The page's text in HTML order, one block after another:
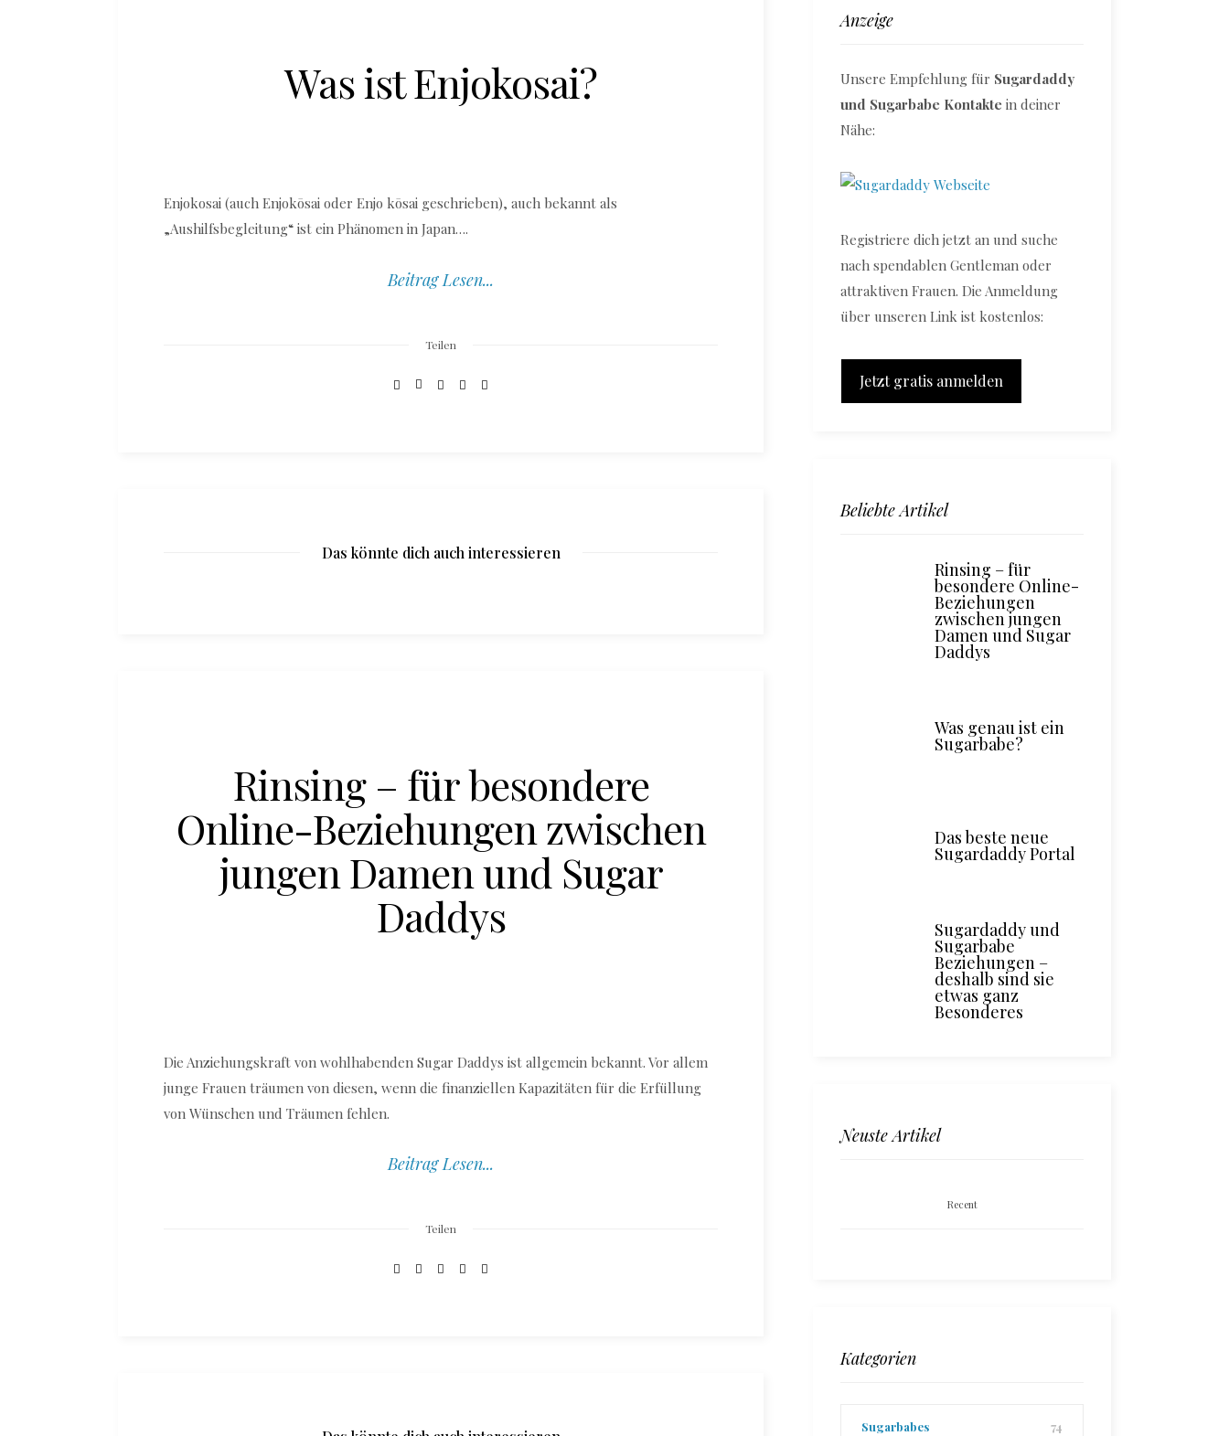
Was ist Enjokosai?
Enjokosai (auch Enjokōsai oder Enjo kōsai geschrieben), auch bekannt als
„Aushilfsbegleitung“ ist ein Phänomen in Japan….
Beitrag Lesen...
Teilen
Das könnte dich auch interessieren
Rinsing – für besondere
Online-Beziehungen zwischen
jungen Damen und Sugar
Daddys
Die Anziehungskraft von wohlhabenden Sugar Daddys ist allgemein bekannt. Vor allem
junge Frauen träumen von diesen, wenn die finanziellen Kapazitäten für die Erfüllung
von Wünschen und Träumen fehlen.
Beitrag Lesen...
Teilen
Anzeige
Unsere Empfehlung für Sugardaddy
und Sugarbabe Kontakte in deiner
Nähe:
Registriere dich jetzt an und suche
nach spendablen Gentleman oder
attraktiven Frauen. Die Anmeldung
über unseren Link ist kostenlos:
Jetzt gratis anmelden
Beliebte Artikel
Rinsing – für
besondere Online-
Beziehungen
zwischen jungen
Damen und Sugar
Daddys
Was genau ist ein
Sugarbabe?
Das beste neue
Sugardaddy Portal
Sugardaddy und
Sugarbabe
Beziehungen –
deshalb sind sie
etwas ganz
Besonderes
Neuste Artikel
Recent
Kategorien
Sugarbabes 74